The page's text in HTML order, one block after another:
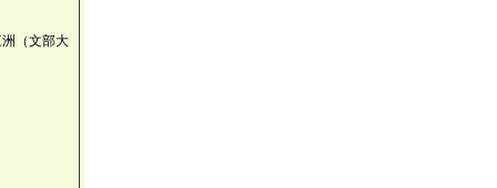
（文部大